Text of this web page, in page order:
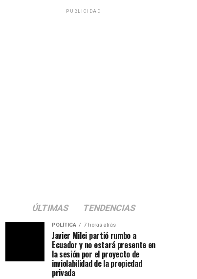
PUBLICIDAD
ÚLTIMAS TENDENCIAS
POLÍTICA 7 horas atrás
Javier Milei partió rumbo a
Ecuador y no estará presente en
la sesión por el proyecto de
inviolabilidad de la propiedad
privada